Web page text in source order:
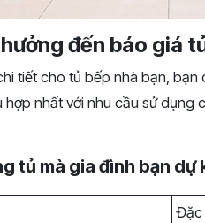
đến báo giá
tiết cho tủ bếp nhà bạn,
nhất với nhu cầu sử dụng
tủ mà gia đình bạn dự
Đặc